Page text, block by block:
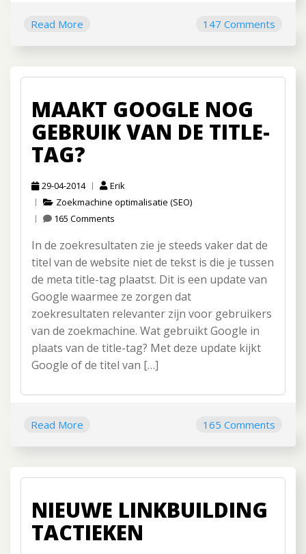
Read More 147 Comments
MAAKT GOOGLE NOG
GEBRUIK VAN DE TITLE-
TAG?
29-04-2014
Erik
Zoekmachine optimalisatie (SEO)
165 Comments
In de zoekresultaten zie je steeds vaker dat de
titel van de website niet de tekst is die je tussen
de meta title-tag plaatst. Dit is een update van
Google waarmee ze zorgen dat
zoekresultaten relevanter zijn voor gebruikers
van de zoekmachine. Wat gebruikt Google in
plaats van de title-tag? Met deze update kijkt
Google of de titel van […]
Read More 165 Comments
NIEUWE LINKBUILDING
TACTIEKEN